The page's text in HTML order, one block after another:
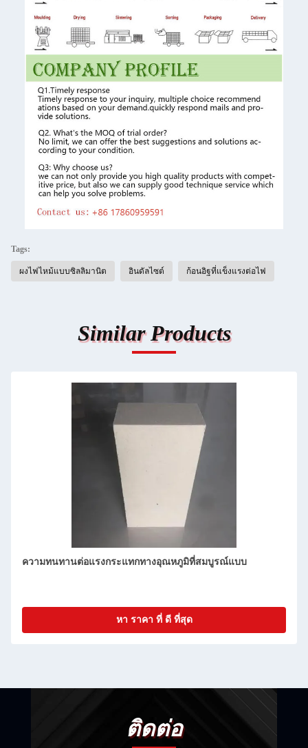
Tags:
ผงไฟไหม้แบบซิลลิมานิต อินดัลไซต์ ก้อนอิฐที่แข็งแรงต่อไฟ
Similar Products
ความแข็งแกร่งสูง Sillimanite Mullite Insulation brick รีฟราค
หา ราคา ที่ ดี ที่สุด
ติดต่อ